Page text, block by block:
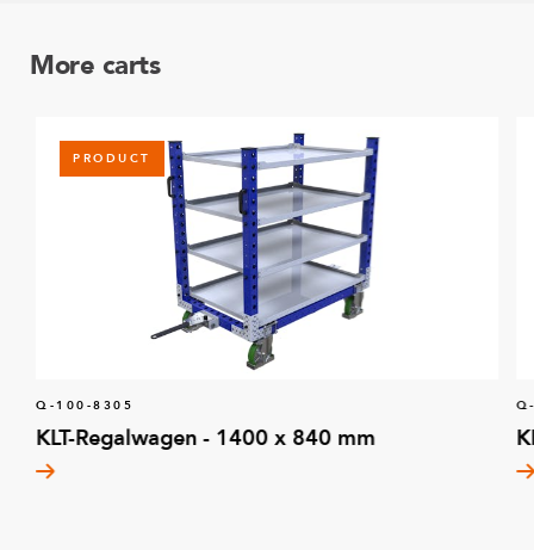
More carts
PRODUCT
Q-100-8305
KLT-Regalwagen - 1400 x 840 mm